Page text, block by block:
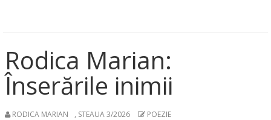
Rodica Marian:
Înserările inimii
RODICA MARIAN , STEAUA 3/2026 POEZIE